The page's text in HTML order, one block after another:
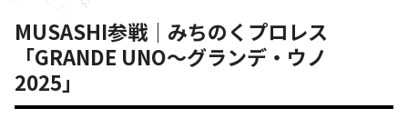
MUSASHI参戦｜みちのくプロレス
「GRANDE UNO～グランデ・ウノ
2025」